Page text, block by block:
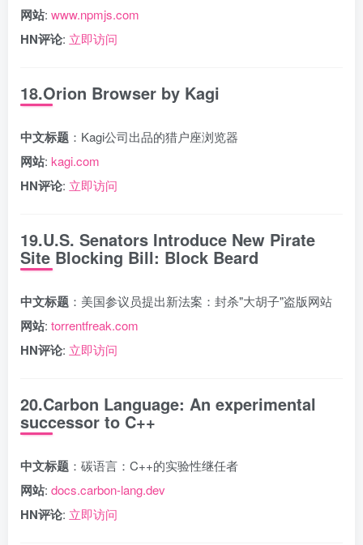
网站: www.npmjs.com
HN评论: 立即访问
18.Orion Browser by Kagi
中文标题 ：Kagi公司出品的猎户座浏览器
网站: kagi.com
HN评论: 立即访问
19.U.S. Senators Introduce New Pirate
Site Blocking Bill: Block Beard
中文标题 ：美国参议员提出新法案：封杀"大胡子"盗版网站
网站: torrentfreak.com
HN评论: 立即访问
20.Carbon Language: An experimental
successor to C++
中文标题 ：碳语言：C++的实验性继任者
网站: docs.carbon-lang.dev
HN评论: 立即访问